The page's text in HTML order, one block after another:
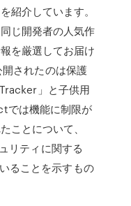
紹介しています。
じ開発者の人気作
を厳選してお届け
されたのは保護
」と子供用
では機能に制限が
ことについて、
リティに関する
ることを示すもの